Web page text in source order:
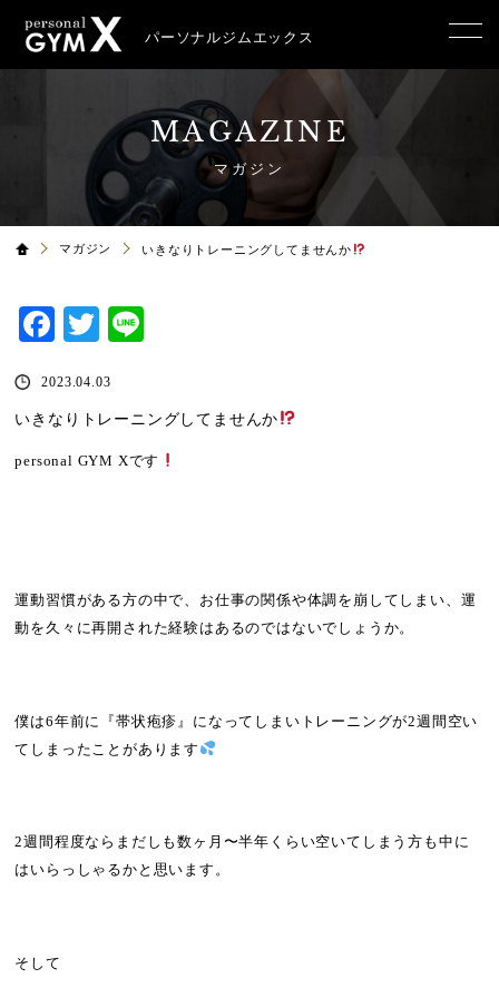
パーソナルジムエックス
MAGAZINE
マガジン
マガジン いきなりトレーニングしてませんか
Facebook
Twitter
2023.04.03
いきなりトレーニングしてませんか
personal GYM Xです
運動習慣がある方の中で、お仕事の関係や体調を崩してしまい、運
動を久々に再開された経験はあるのではないでしょうか。
僕は6年前に『帯状疱疹』になってしまいトレーニングが2週間空い
てしまったことがあります
2週間程度ならまだしも数ヶ月〜半年くらい空いてしまう方も中に
はいらっしゃるかと思います。
そして